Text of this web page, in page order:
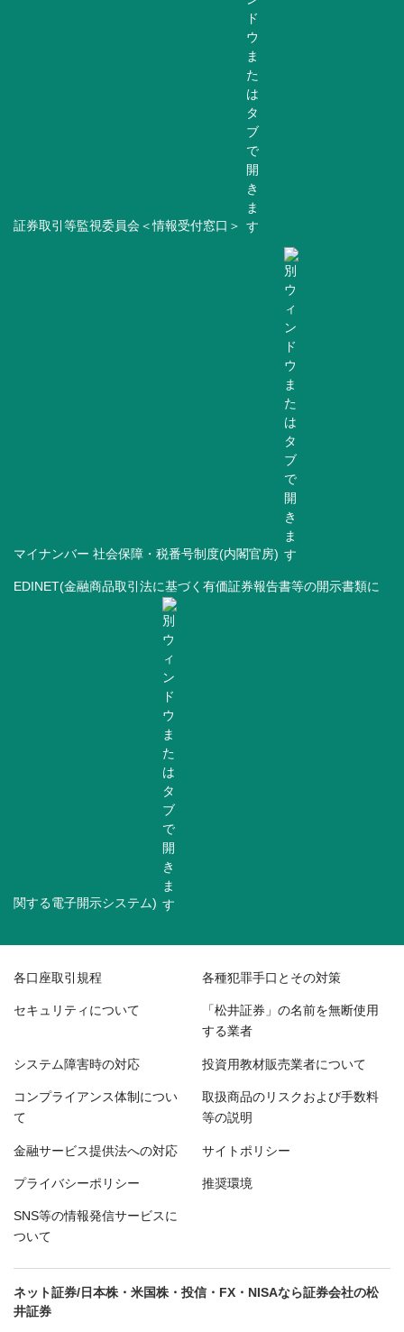
証券取引等監視委員会＜情報受付窓口＞
マイナンバー 社会保障・税番号制度(内閣官房)
EDINET(金融商品取引法に基づく有価証券報告書等の開示書類に
関する電子開示システム)
各口座取引規程 各種犯罪手口とその対策
セキュリティについて 「松井証券」の名前を無断使用
する業者
システム障害時の対応 投資用教材販売業者について
コンプライアンス体制につい
て
取扱商品のリスクおよび手数料
等の説明
金融サービス提供法への対応 サイトポリシー
プライバシーポリシー 推奨環境
SNS等の情報発信サービスに
ついて
ネット証券/日本株・米国株・投信・FX・NISAなら証券会社の松
井証券